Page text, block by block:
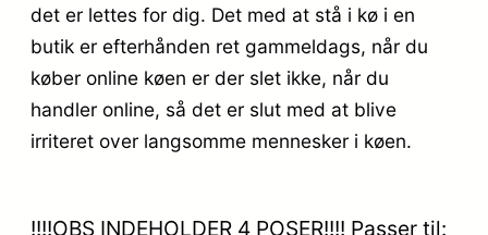
det er lettes for dig. Det med at stå i kø i en
butik er efterhånden ret gammeldags, når du
køber online køen er der slet ikke, når du
handler online, så det er slut med at blive
irriteret over langsomme mennesker i køen.
!!!!OBS INDEHOLDER 4 POSER!!!! Passer til: